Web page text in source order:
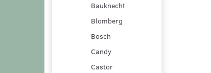
Bauknecht
Blomberg
Bosch
Candy
Castor